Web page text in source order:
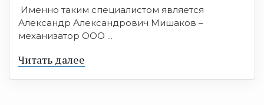
Именно таким специалистом является
Александр Александрович Мишаков –
механизатор ООО ...
Читать далее